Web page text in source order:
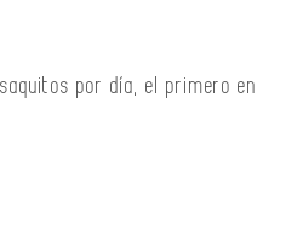
por día, el primero en